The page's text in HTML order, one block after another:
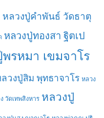
หลวงปู่คำพันธ์ วัดธาตุ
หลวงปู่ทองสา ฐิตเป
รหมา เขมจาโร
วงปู่สิม พุทธาจาโร หลวง
วัดเทพสิงหาร หลวงปู่